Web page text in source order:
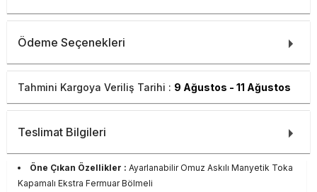
Ödeme Seçenekleri
Tahmini Kargoya Veriliş Tarihi : 9 Ağustos - 11 Ağustos
Teslimat Bilgileri
Öne Çıkan Özellikler : Ayarlanabilir Omuz Askılı Manyetik Toka
Kapamalı Ekstra Fermuar Bölmeli